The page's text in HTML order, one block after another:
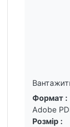
Формат :
Adobe
Розмір :